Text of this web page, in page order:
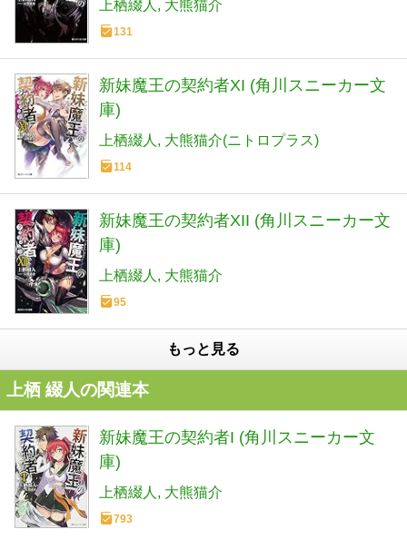
上栖綴人 大熊猫介
131
新妹魔王の契約者XI (角川スニーカー文
庫)
上栖綴人 大熊猫介(ニトロプラス)
114
新妹魔王の契約者XII (角川スニーカー文
庫)
上栖綴人 大熊猫介
95
もっと見る
上栖 綴人の関連本
新妹魔王の契約者I (角川スニーカー文
庫)
上栖綴人 大熊猫介
793